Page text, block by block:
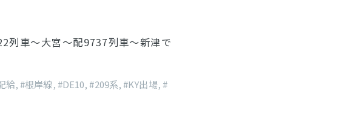
列車〜大宮〜配9737列車〜新津で
給,#根岸線,#DE10,#209系,#KY出場,#